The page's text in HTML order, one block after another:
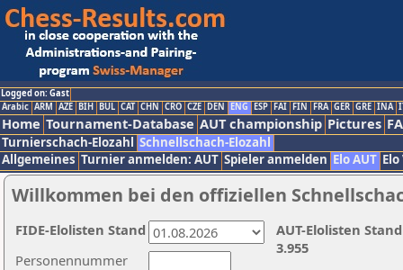
Logged on: Gast
Arabic ARM AZE BIH BUL CAT CHN CRO CZE DEN ENG ESP FAI FIN FRA GER GRE INA
Home Tournament-Database AUT championship Pictures
Turnierschach-Elozahl Schnellschach-Elozahl
Allgemeines Turnier anmelden: AUT Spieler anmelden Elo AUT
Willkommen bei den offiziellen
Personennummer
AUT-Elolisten
3.955
FIDE-Elolisten Stand